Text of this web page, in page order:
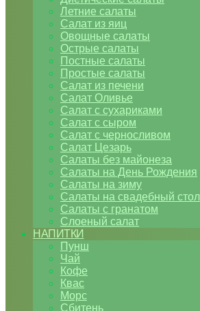
Летние салаты
Салат из яиц
Овощные салаты
Острые салаты
Постные салаты
Простые салаты
Салат из печени
Салат Оливье
Салат с сухариками
Салат с сыром
Салат с черносливом
Салат Цезарь
Салаты без майонеза
Салаты на День Рождения
Салаты на зиму
Салаты на свадебный стол
Салаты с гранатом
Слоеный салат
НАПИТКИ
Пунш
Чай
Кофе
Квас
Морс
Сбитень